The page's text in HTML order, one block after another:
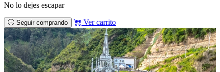
No lo dejes escapar
Seguir comprando Ver carrito